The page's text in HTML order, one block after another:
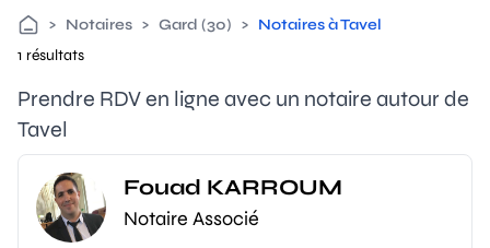
> Notaires > Gard (30) > Notaires à Tavel
1 résultats
Prendre RDV en ligne avec un notaire autour de
Tavel
Fouad KARROUM
Notaire Associé